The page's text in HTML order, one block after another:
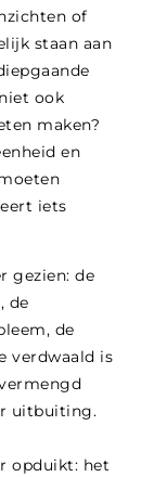
of
staan aan
ook
maken?
en
iets
gezien: de
de
de
verdwaald is
uitbuiting.
opduikt: het